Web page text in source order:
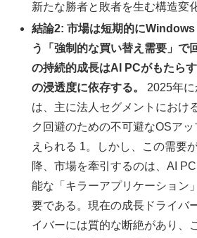
新たな勝者と敗者を生む構造変
結論2: 市場は短期的に
う「強制的な買い替え需要」で
の持続的成長はAI PCがもたら
の浸透度に依存する。
2025年
は、主に法人セグメントにおけ
ク回避のための不可避なOSア
えられる 1。しかし、この需要
降、市場を牽引するのは、AI
能な「キラーアプリケーション
要である。現在の成長ドライバ
イバーには質的な断絶があり、